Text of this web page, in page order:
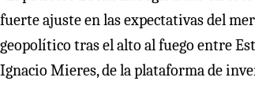
fuerte ajuste en las expectativas del
geopolítico tras el alto al fuego entre
Ignacio Mieres, de la plataforma de